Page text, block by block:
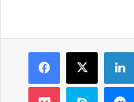
Facebook
X
Pocket Skype